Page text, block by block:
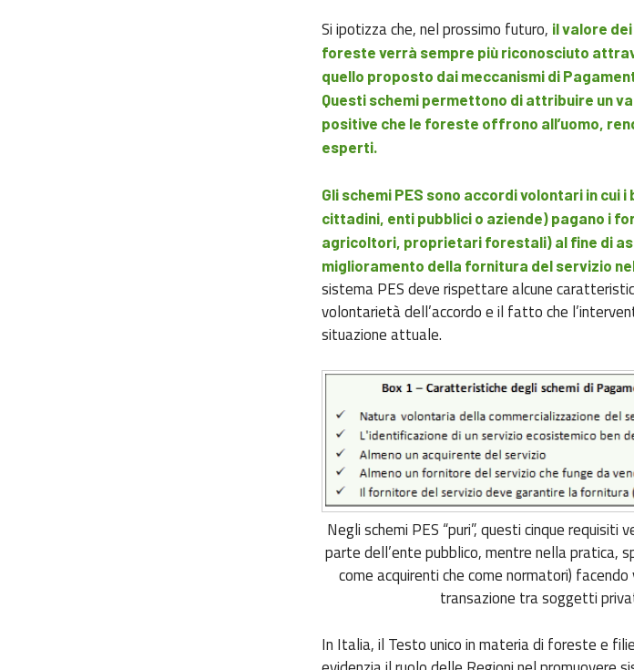
Si ipotizza che, nel prossimo futuro, il valore
foreste verrà sempre più riconosciuto
quello proposto dai meccanismi di
Questi schemi permettono di attribuire un
positive che le foreste offrono all’uomo,
esperti.
Gli schemi PES sono accordi volontari in
cittadini, enti pubblici o aziende) pagano i
agricoltori, proprietari forestali) al fine di
miglioramento della fornitura del servizio
sistema PES deve rispettare alcune
volontarietà dell’accordo e il fatto che
situazione attuale.
Negli schemi PES “puri”, questi cinque
parte dell’ente pubblico, mentre nella pratica,
come acquirenti che come normatori)
transazione tra soggetti
In Italia, il Testo unico in materia di foreste e